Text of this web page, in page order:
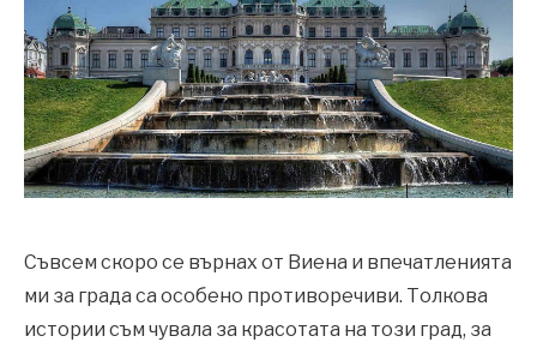
Съвсем скоро се върнах от Виена и впечатленията
ми за града са особено противоречиви. Толкова
истории съм чувала за красотата на този град, за